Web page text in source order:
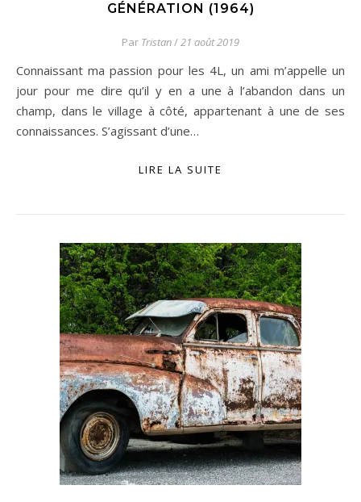
GÉNÉRATION (1964)
Par Tristan/21 août 2019
Connaissant ma passion pour les 4L, un ami m’appelle un
jour pour me dire qu’il y en a une à l’abandon dans un
champ, dans le village à côté, appartenant à une de ses
connaissances. S’agissant d’une…
LIRE LA SUITE